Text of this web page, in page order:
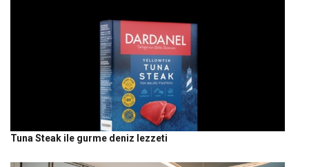
Tuna Steak ile gurme deniz lezzeti